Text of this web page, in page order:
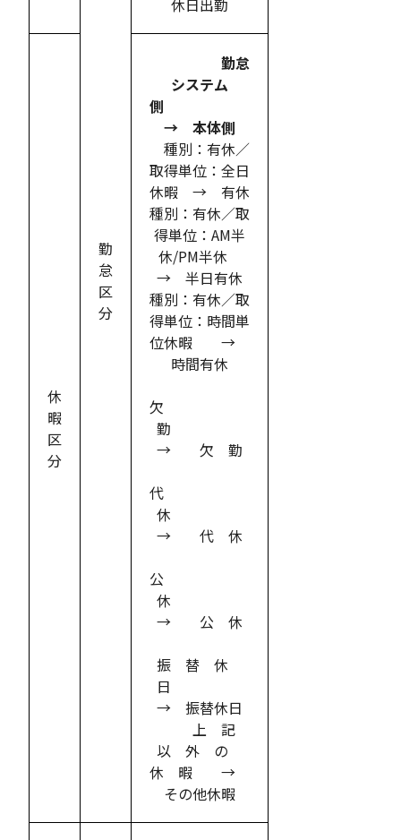
勤
怠
区
分
休日出勤
休
暇
区
分
勤怠
システム
側
→ 本体側
種別：有休／
取得単位：全日
休暇 → 有休
種別：有休／取
得単位：AM半
休/PM半休
→ 半日有休
種別：有休／取
得単位：時間単
位休暇 →
時間有休
欠
勤
→ 欠 勤
代
休
→ 代 休
公
休
→ 公 休
振 替 休
日
→ 振替休日
上 記
以 外 の
休 暇 →
その他休暇